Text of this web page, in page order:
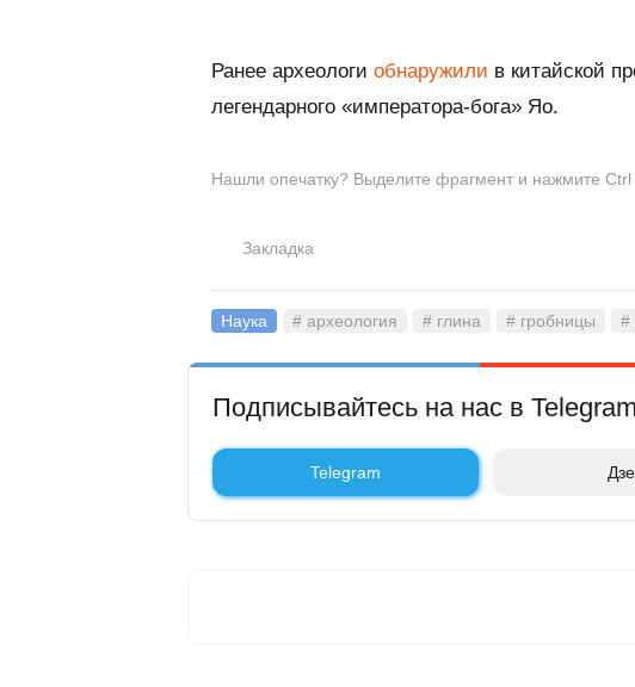
Ранее археологи обнаружили в китайской
легендарного «императора-бога» Яо.
Нашли опечатку? Выделите фрагмент и нажмите Ctrl
Закладка
Наука # археология # глина # гробницы #
Подписывайтесь на нас в
Telegram